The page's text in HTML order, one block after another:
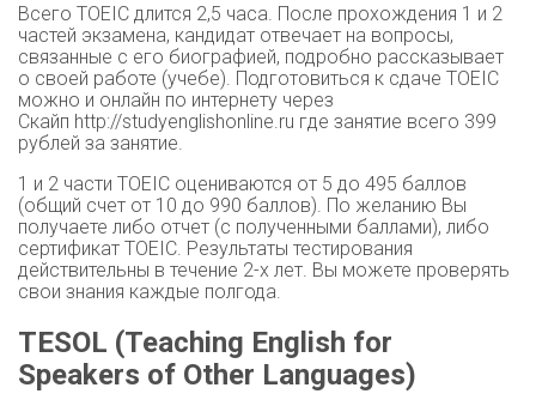
Всего TOEIC длится 2,5 часа. После прохождения 1 и 2
частей экзамена, кандидат отвечает на вопросы,
связанные с его биографией, подробно рассказывает
о своей работе (учебе). Подготовиться к сдаче TOEIC
можно и онлайн по интернету через
Скайп http://studyenglishonline.ru где занятие всего 399
рублей за занятие.
1 и 2 части TOEIC оцениваются от 5 до 495 баллов
(общий счет от 10 до 990 баллов). По желанию Вы
получаете либо отчет (с полученными баллами), либо
сертификат TOEIC. Результаты тестирования
действительны в течение 2-х лет. Вы можете проверять
свои знания каждые полгода.
TESOL (Teaching English for
Speakers of Other Languages)